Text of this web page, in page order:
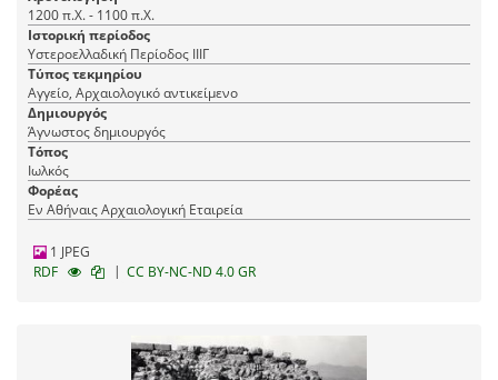
1200 π.Χ. - 1100 π.Χ.
Ιστορική περίοδος
Υστεροελλαδική Περίοδος ΙΙΙΓ
Τύπος τεκμηρίου
Αγγείο, Αρχαιολογικό αντικείμενο
Δημιουργός
Άγνωστος δημιουργός
Τόπος
Ιωλκός
Φορέας
Εν Αθήναις Αρχαιολογική Εταιρεία
1 JPEG
RDF
| CC BY-NC-ND 4.0 GR